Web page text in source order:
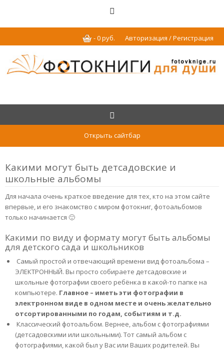
Авторизация / Регистрация
-0руб.
Открыть сайтбар
Какими могут быть детсадовские и
школьные альбомы
Для начала очень краткое введение для тех, кто на этом сайте
впервые, и его знакомство с миром фотокниг, фотоальбомов
только начинается 🙂
Какими по виду и формату могут быть альбомы
для детского сада и школьников
Самый простой и отвечающий времени вид фотоальбома –
ЭЛЕКТРОННЫЙ. Вы просто собираете детсадовские и
школьные фотографии своего ребёнка в какой-то папке на
компьютере. Главное – иметь эти фотографии в
электронном виде в одном месте и очень желательно
отсортированными по годам, событиям и т.д.
Классический фотоальбом. Вернее, альбом с фотографиями
(детсадовскими или школьными). Тот самый альбом с
фотографиями, какой был у Вас или Ваших родителей. Вы